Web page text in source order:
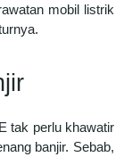
mobil listrik
tak perlu khawatir
banjir. Sebab,